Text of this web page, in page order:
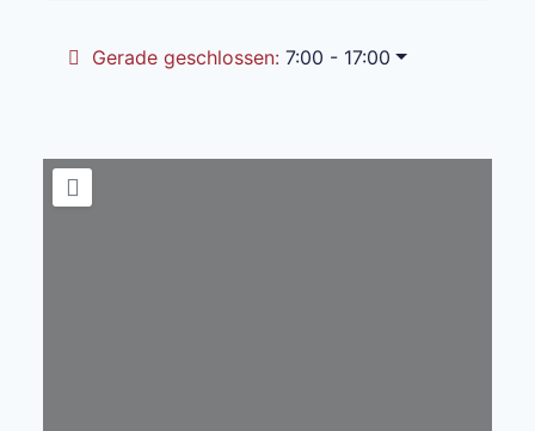
Gerade geschlossen: 7:00 - 17:00